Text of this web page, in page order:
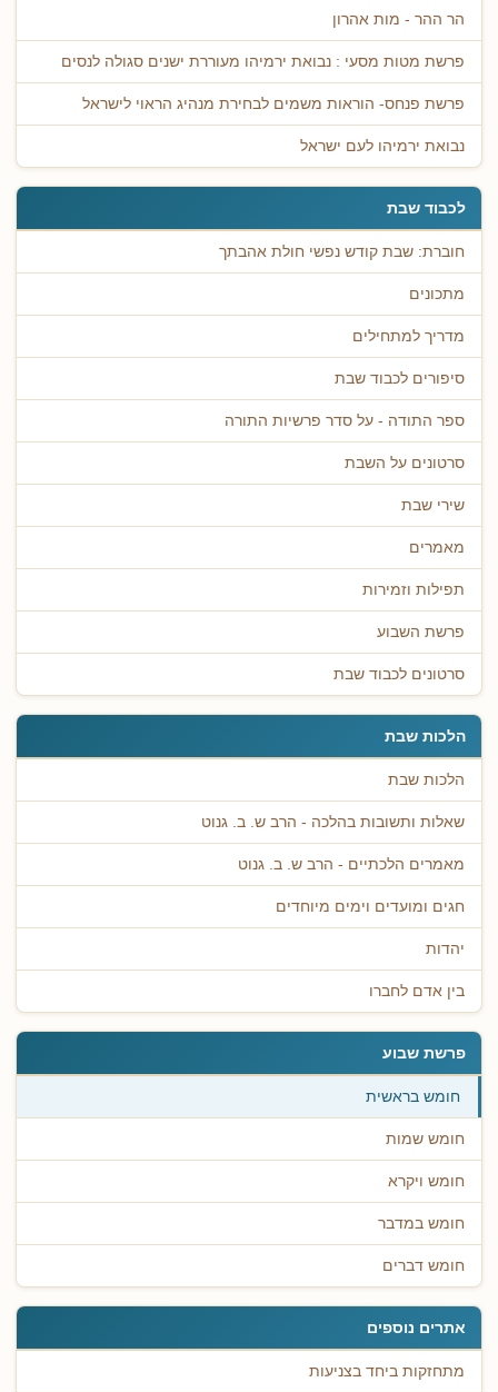
הר ההר - מות אהרון
פרשת מטות מסעי : נבואת ירמיהו מעוררת ישנים סגולה לנסים
פרשת פנחס- הוראות משמים לבחירת מנהיג הראוי לישראל
נבואת ירמיהו לעם ישראל
לכבוד שבת
חוברת: שבת קודש נפשי חולת אהבתך
מתכונים
מדריך למתחילים
סיפורים לכבוד שבת
ספר התודה - על סדר פרשיות התורה
סרטונים על השבת
שירי שבת
מאמרים
תפילות וזמירות
פרשת השבוע
סרטונים לכבוד שבת
הלכות שבת
הלכות שבת
שאלות ותשובות בהלכה - הרב ש. ב. גנוט
מאמרים הלכתיים - הרב ש. ב. גנוט
חגים ומועדים וימים מיוחדים
יהדות
בין אדם לחברו
פרשת שבוע
חומש בראשית
חומש שמות
חומש ויקרא
חומש במדבר
חומש דברים
אתרים נוספים
מתחזקות ביחד בצניעות